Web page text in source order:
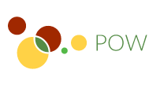
Powiat
Rawicki